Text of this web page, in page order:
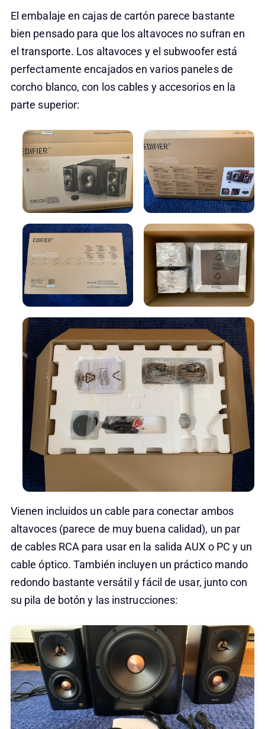
El embalaje en cajas de cartón parece bastante
bien pensado para que los altavoces no sufran en
el transporte. Los altavoces y el subwoofer está
perfectamente encajados en varios paneles de
corcho blanco, con los cables y accesorios en la
parte superior:
Vienen incluidos un cable para conectar ambos
altavoces (parece de muy buena calidad), un par
de cables RCA para usar en la salida AUX o PC y un
cable óptico. También incluyen un práctico mando
redondo bastante versátil y fácil de usar, junto con
su pila de botón y las instrucciones: